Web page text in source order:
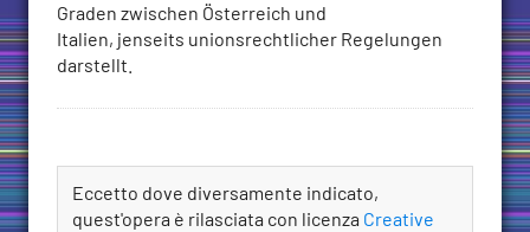
Graden zwischen Österreich und
Italien, jenseits unionsrechtlicher Regelungen
darstellt.
Licenza
Eccetto dove diversamente indicato,
quest'opera è rilasciata con licenza Creative